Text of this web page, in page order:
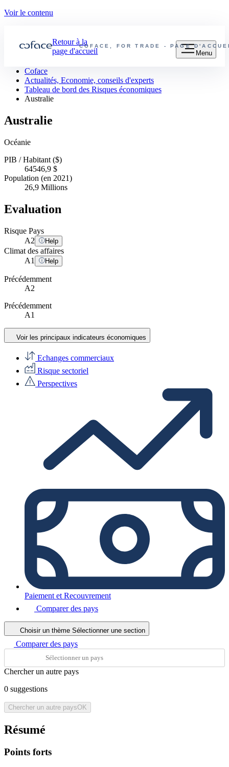
Voir le contenu
COFACE, FOR TRADE - PAGE
Retour à la
page d'accueil
Menu
Coface
Actualités, Economie, conseils d'experts
Tableau de bord des Risques économiques
Australie
Australie
Océanie
PIB / Habitant ($)
64546,9 $
Population (en 2021)
26,9 Millions
Evaluation
Risque Pays
A2 Help
Climat des affaires
A1 Help
Précédemment
A2
Précédemment
A1
Voir les principaux indicateurs économiques
Echanges commerciaux
Risque sectoriel
Perspectives
Paiement et Recouvrement
Comparer des pays
Choisir un thème Sélectionner une section
Comparer des pays
Chercher un autre pays
0 suggestions
Chercher un autre paysOK
Résumé
Points forts